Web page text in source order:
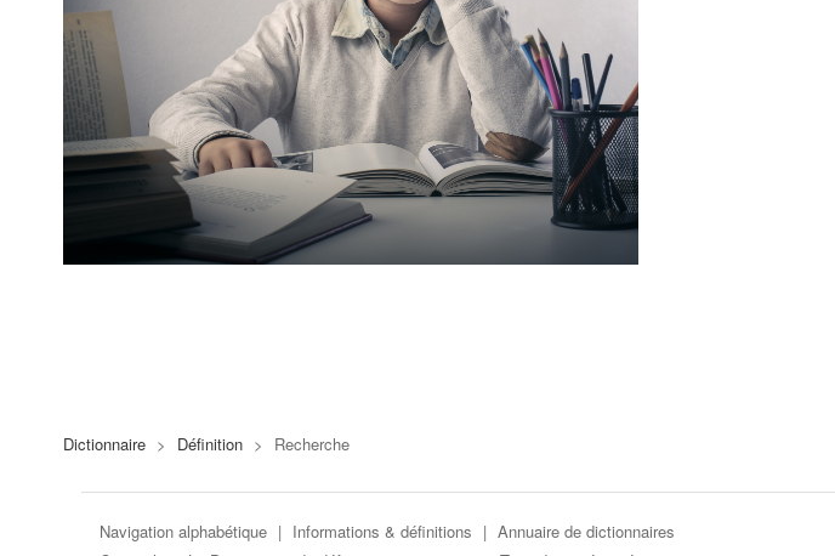
Dictionnaire > Définition > Recherche
Navigation alphabétique | Informations & définitions | Annuaire de dictionnaires